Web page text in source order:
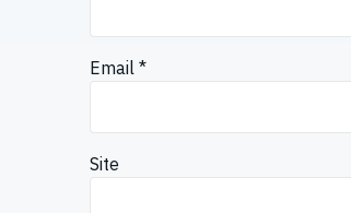
Email *
Site